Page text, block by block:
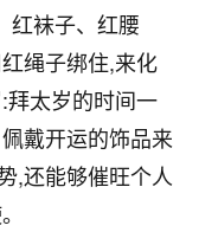
红袜子、红腰
绳子绑住,来化
太岁的时间一
戴开运的饰品来
,还能够催旺个人
客吗？�
去检查又没什么大
看遍了，找不到问